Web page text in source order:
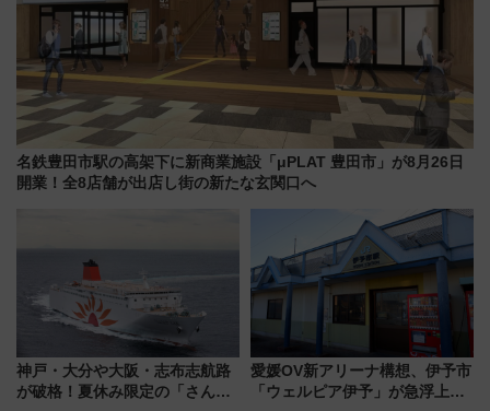
名鉄豊田市駅の高架下に新商業施設「μPLAT 豊田市」が8月26日
開業！全8店舗が出店し街の新たな玄関口へ
神戸・大分や大阪・志布志航路
が破格！夏休み限定の「さんふ
愛媛OV新アリーナ構想、伊予市
「ウェルピア伊予」が急浮上！